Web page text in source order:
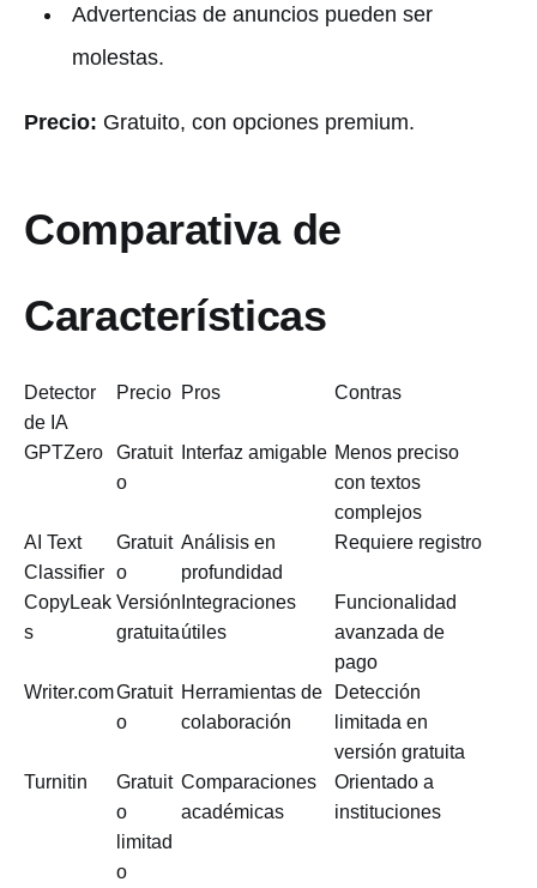
Advertencias de anuncios pueden ser
molestas.
Precio: Gratuito, con opciones premium.
Comparativa de
Características
Detector
de IA
Precio Pros Contras
GPTZero
Gratuit
o
Interfaz amigable Menos preciso
con textos
complejos
AI Text
Classifier
Gratuit
o
Análisis en
profundidad
Requiere registro
CopyLeak
s
Versión
gratuita
Integraciones
útiles
Funcionalidad
avanzada de
pago
Writer.comGratuit
o
Herramientas de
colaboración
Detección
limitada en
versión gratuita
Turnitin
Gratuit
o
limitad
o
Comparaciones
académicas
Orientado a
instituciones